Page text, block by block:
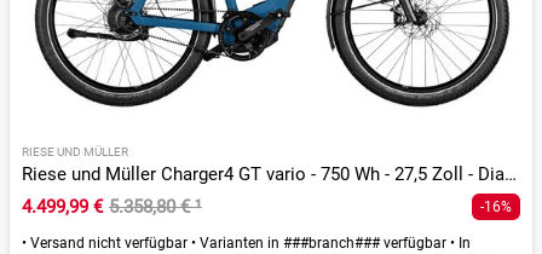
RIESE UND MÜLLER
Riese und Müller Charger4 GT vario - 750 Wh - 27,5 Zoll - Diamant - 2026
4.499,99 € 5.358,80 €¹ -16%
• Versand nicht verfügbar • Varianten in ###branch### verfügbar • In